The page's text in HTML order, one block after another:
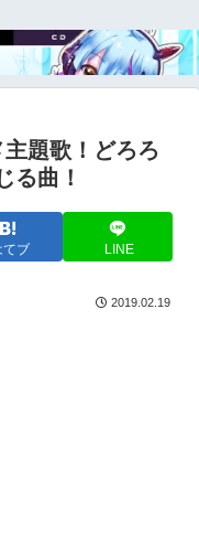
題歌！どろろ
る曲！
てブ LINE
2019.02.19